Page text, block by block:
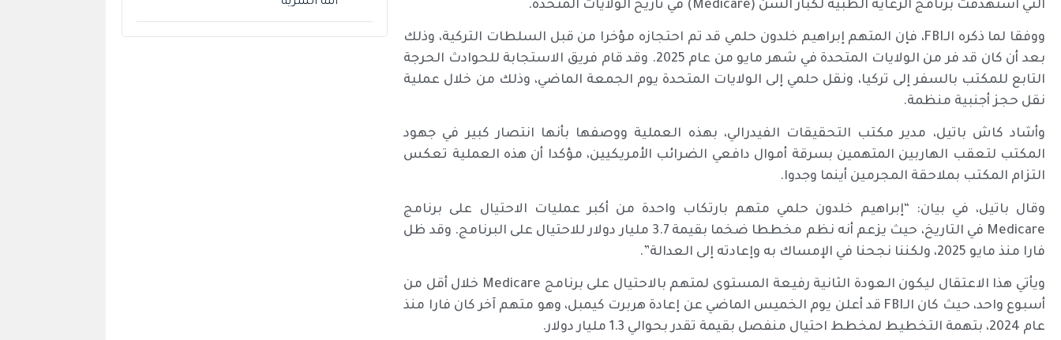
التي استهدفت برنامج الرعاية الطبية لكبار السن (Medicare) في تاريخ الولايات المتحدة.
ووفقا لما ذكره الـFBI، فإن المتهم إبراهيم خلدون حلمي قد تم احتجازه مؤخرا من قبل السلطات التركية، وذلك
بعد أن كان قد فر من الولايات المتحدة في شهر مايو من عام 2025. وقد قام فريق الاستجابة للحوادث الحرجة
التابع للمكتب بالسفر إلى تركيا، ونقل حلمي إلى الولايات المتحدة يوم الجمعة الماضي، وذلك من خلال عملية
نقل حجز أجنبية منظمة.
وأشاد كاش باتيل، مدير مكتب التحقيقات الفيدرالي، بهذه العملية ووصفها بأنها انتصار كبير في جهود
المكتب لتعقب الهاربين المتهمين بسرقة أموال دافعي الضرائب الأمريكيين، مؤكدا أن هذه العملية تعكس
التزام المكتب بملاحقة المجرمين أينما وجدوا.
وقال باتيل، في بيان: “إبراهيم خلدون حلمي متهم بارتكاب واحدة من أكبر عمليات الاحتيال على برنامج
Medicare في التاريخ، حيث يزعم أنه نظم مخططا ضخما بقيمة 3.7 مليار دولار للاحتيال على البرنامج. وقد ظل
فارا منذ مايو 2025، ولكننا نجحنا في الإمساك به وإعادته إلى العدالة”.
ويأتي هذا الاعتقال ليكون العودة الثانية رفيعة المستوى لمتهم بالاحتيال على برنامج Medicare خلال أقل من
أسبوع واحد، حيث كان الـFBI قد أعلن يوم الخميس الماضي عن إعادة هربرت كيمبل، وهو متهم آخر كان فارا منذ
عام 2024، بتهمة التخطيط لمخطط احتيال منفصل بقيمة تقدر بحوالي 1.3 مليار دولار.